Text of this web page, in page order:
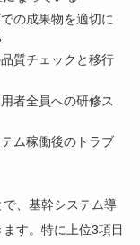
の成果物を適切に
質チェックと移行
者全員への研修ス
ム稼働後のトラブ
、基幹システム導
す。特に上位3項目